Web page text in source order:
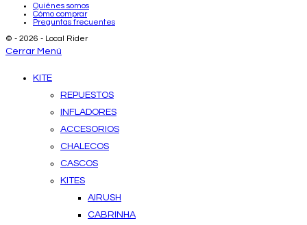
Quiénes somos
Cómo comprar
Preguntas frecuentes
© - 2026 - Local Rider
Cerrar Menú
KITE
REPUESTOS
INFLADORES
ACCESORIOS
CHALECOS
CASCOS
KITES
AIRUSH
CABRINHA